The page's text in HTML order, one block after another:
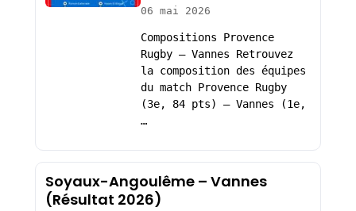
06 mai 2026
Compositions Provence
Rugby – Vannes Retrouvez
la composition des équipes
du match Provence Rugby
(3e, 84 pts) – Vannes (1e,
…
Soyaux-Angoulême – Vannes
(Résultat 2026)